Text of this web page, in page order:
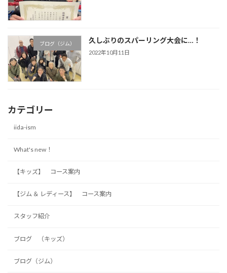
ブログ（ジム） 久しぶりのスパーリング大会に…！
2022年10月11日
カテゴリー
iida-ism
What's new！
【キッズ】 コース案内
【ジム ＆ レディース】 コース案内
スタッフ紹介
ブログ （キッズ）
ブログ（ジム）